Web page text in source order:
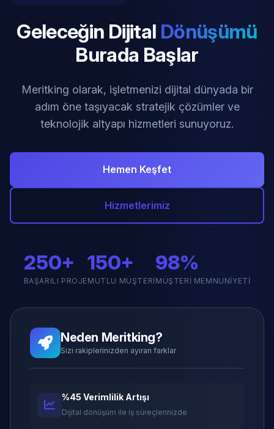
Geleceğin Dijital Dönüşümü
Burada Başlar
Meritking olarak, işletmenizi dijital dünyada bir
adım öne taşıyacak stratejik çözümler ve
teknolojik altyapı hizmetleri sunuyoruz.
Hemen Keşfet
Hizmetlerimiz
250+
BAŞARILI PROJE
150+
MUTLU MÜŞTERI
98%
MÜŞTERI MEMNUNIYETI
Neden Meritking?
Sizi rakiplerinizden ayıran farklar
%45 Verimlilik Artışı
Dijital dönüşüm ile iş süreçlerinizde